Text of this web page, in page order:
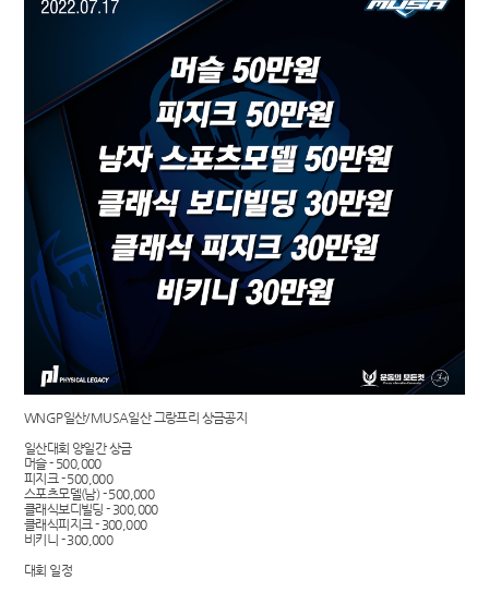
WNGP일산/MUSA일산 그랑프리 상금공지
일산대회 양일간 상금
머슬 - 500,000
피지크 - 500,000
스포츠모델(남) - 500,000
클래식보디빌딩 - 300,000
클래식피지크 - 300,000
비키니 - 300,000
대회 일정